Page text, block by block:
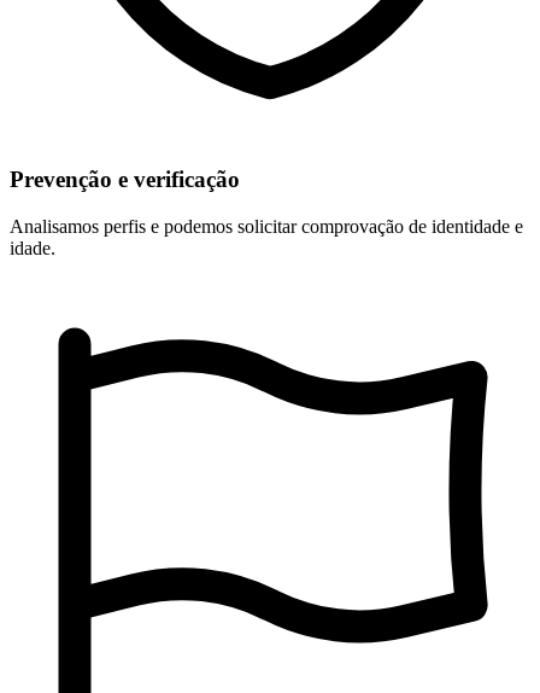
Prevenção e verificação
Analisamos perfis e podemos solicitar comprovação de identidade e
idade.